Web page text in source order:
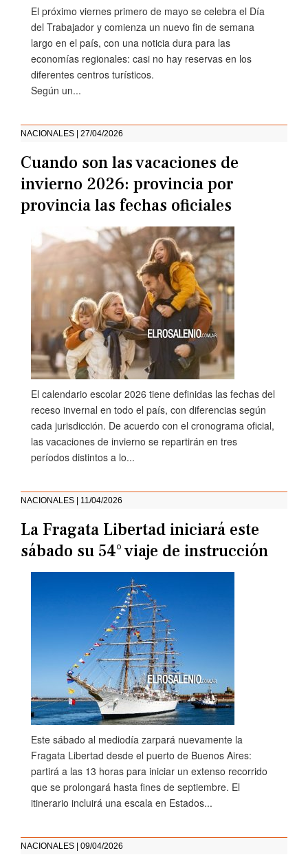
El próximo viernes primero de mayo se celebra el Día
del Trabajador y comienza un nuevo fin de semana
largo en el país, con una noticia dura para las
economías regionales: casi no hay reservas en los
diferentes centros turísticos.
Según un...
NACIONALES | 27/04/2026
Cuando son las vacaciones de
invierno 2026: provincia por
provincia las fechas oficiales
El calendario escolar 2026 tiene definidas las fechas del
receso invernal en todo el país, con diferencias según
cada jurisdicción. De acuerdo con el cronograma oficial,
las vacaciones de invierno se repartirán en tres
períodos distintos a lo...
NACIONALES | 11/04/2026
La Fragata Libertad iniciará este
sábado su 54° viaje de instrucción
Este sábado al mediodía zarpará nuevamente la
Fragata Libertad desde el puerto de Buenos Aires:
partirá a las 13 horas para iniciar un extenso recorrido
que se prolongará hasta fines de septiembre. El
itinerario incluirá una escala en Estados...
NACIONALES | 09/04/2026